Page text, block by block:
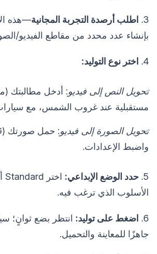
3. اطلب أرصدة التجربة المجانية—هذه
بإنشاء عدد محدد من مقاطع الفيديو/
4. اختر نوع التوليد:
تحويل النص إلى فيديو: أدخل مطالبتك
مستقبلية عند غروب الشمس، مع
تحويل الصورة إلى فيديو
واضبط الإعدادات.
5. حدد الوضع الإبداعي:
الأسلوب الذي ترغب فيه.
6. اضغط على توليد: انتظر بضع ثوانٍ؛
جاهزًا للمعاينة والتحميل.